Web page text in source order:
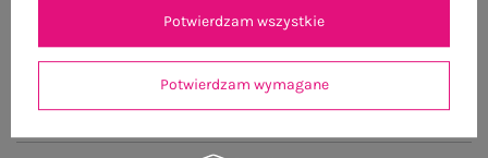
GŁÓWNE PARAMETRY
OPINIE O PRODUKCIE (2)
Potwierdzam wymagane
Potwierdzam wszystkie